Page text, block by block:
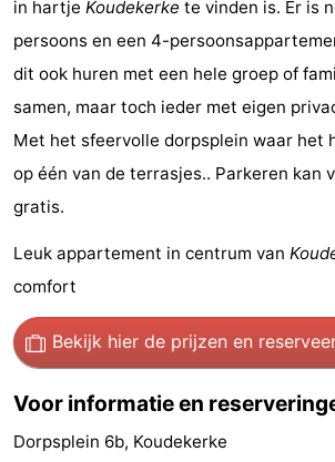
minutes
Strand
&
doen
Bezienswaardigheden
Monumenten
-
Uitkijkpunten
Attracties
Speeltuinen
-
in hartje Koudekerke te vinden is. Er is
persoons en een 4-
dit ook huren met een hele groep of
samen, maar toch ieder met eigen
Met het sfeervolle dorpsplein waar het
op één van de terrasjes.. Parkeren kan
gratis.
Leuk appartement in centrum van
comfort
Bekijk hier de prijzen en
Voor informatie en
Dorpsplein 6b, Koudekerke